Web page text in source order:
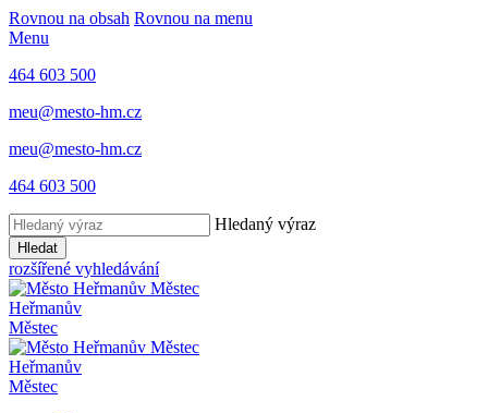
Rovnou na obsah Rovnou na menu
Menu
464 603 500
meu@mesto-hm.cz
meu@mesto-hm.cz
464 603 500
Hledaný výraz
Hledat
rozšířené vyhledávání
Heřmanův
Městec
Heřmanův
Městec